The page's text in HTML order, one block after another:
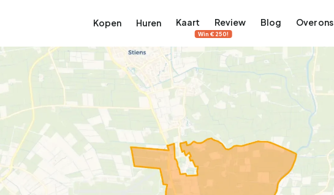
Kopen Huren Kaart Review
Win €250!
Blog Over ons